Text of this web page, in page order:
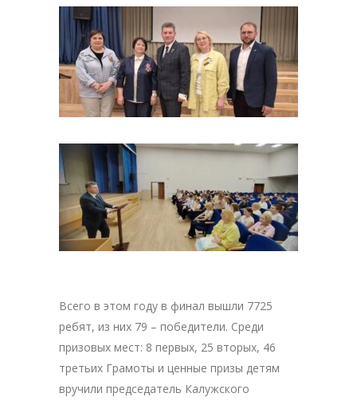
Всего в этом году в финал вышли 7725
ребят, из них 79 – победители. Среди
призовых мест: 8 первых, 25 вторых, 46
третьих Грамоты и ценные призы детям
вручили председатель Калужского